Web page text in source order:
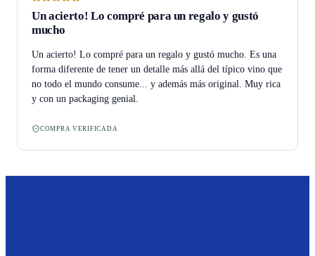
Un acierto! Lo compré para un regalo y gustó
mucho
Un acierto! Lo compré para un regalo y gustó mucho. Es una
forma diferente de tener un detalle más allá del típico vino que
no todo el mundo consume... y además más original. Muy rica
y con un packaging genial.
COMPRA VERIFICADA